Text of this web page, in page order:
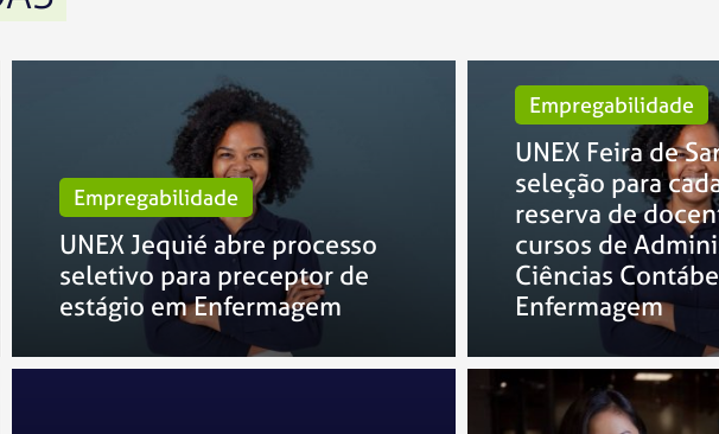
Empregabilidade
UNEX Jequié abre processo
seletivo para preceptor de
estágio em Enfermagem
Empregabilidade
UNEX Feira de
seleção para
reserva de
cursos de
Ciências
Enfermagem